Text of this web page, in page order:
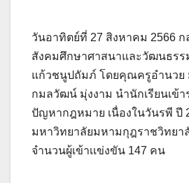
วันอาทิตย์ที่ 27 สิงหาคม 2566 ก
สังคมศึกษาศาสนาและวัฒนธรร
แก้วชนูปถัมภ์ โดยคุณครูอำนวย
กมลวัฒน์ มุ่งงาม นำนักเรียนเข้
ปัญหากฎหมาย เนื่องในวันรพี ปี
มหาวิทยาลัยมหามกุฎราชวิทยา
จำนวนผู้เข้าเเข่งขัน 147 คน